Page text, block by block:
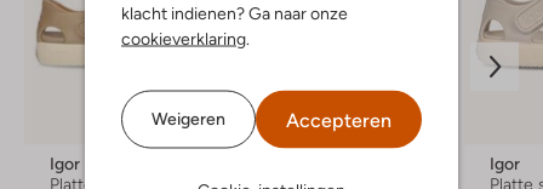
klacht indienen? Ga naar onze
cookieverklaring
Weigeren Accepteren
Igor
Platte sandalen
-50%
Sandalen
Igor
Platte